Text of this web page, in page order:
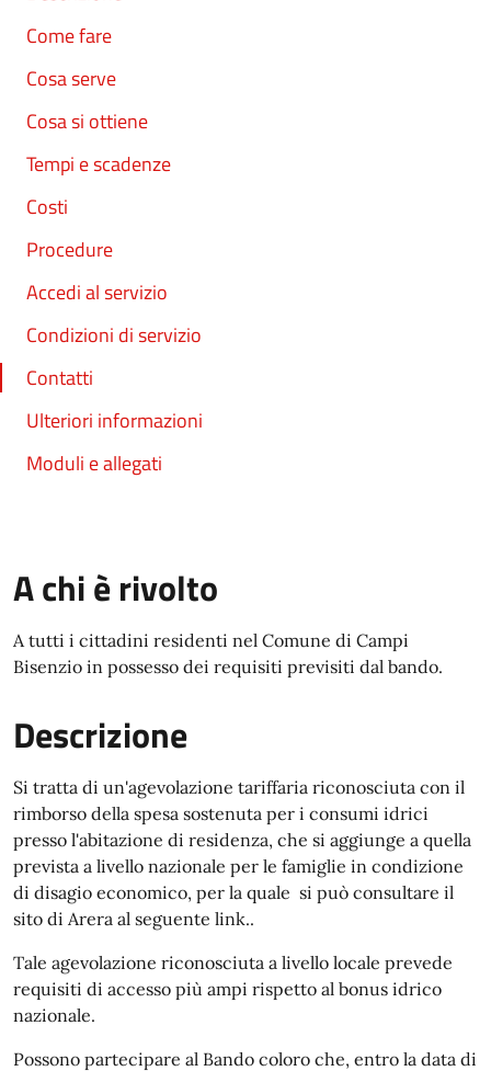
Come fare
Cosa serve
Cosa si ottiene
Tempi e scadenze
Costi
Procedure
Accedi al servizio
Condizioni di servizio
Contatti
Ulteriori informazioni
Moduli e allegati
A chi è rivolto
A tutti i cittadini residenti nel Comune di Campi
Bisenzio in possesso dei requisiti previsiti dal bando.
Descrizione
Si tratta di un'agevolazione tariffaria riconosciuta con il
rimborso della spesa sostenuta per i consumi idrici
presso l'abitazione di residenza, che si aggiunge a quella
prevista a livello nazionale per le famiglie in condizione
di disagio economico, per la quale si può consultare il
sito di Arera al seguente link..
Tale agevolazione riconosciuta a livello locale prevede
requisiti di accesso più ampi rispetto al bonus idrico
nazionale.
Possono partecipare al Bando coloro che, entro la data di